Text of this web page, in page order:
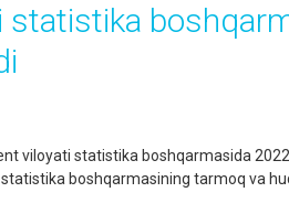
statistika
viloyati statistika boshqarmasida
statistika boshqarmasining tarmoq va